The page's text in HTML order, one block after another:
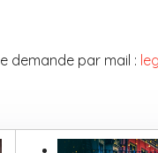
demande par mail :